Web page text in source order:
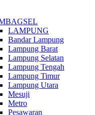
LAMPUNG
Bandar Lampung
Lampung Barat
Lampung Selatan
Lampung Tengah
Lampung Timur
Lampung Utara
Mesuji
Metro
Pesawaran